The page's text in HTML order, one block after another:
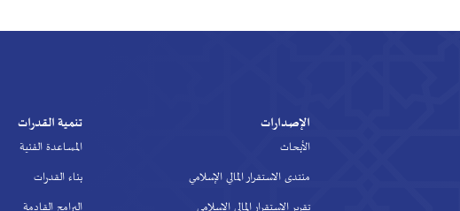
الإصدارات
الأبحاث
منتدى الاستقرار المالي الإسلامي
تنمية القدرات
المساعدة الفنية
بناء القدرات